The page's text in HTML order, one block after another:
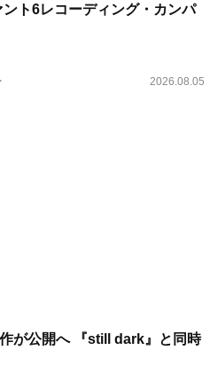
ト6レコーディング・カンパ
2026.08.05
が公開へ 『still dark』と同時